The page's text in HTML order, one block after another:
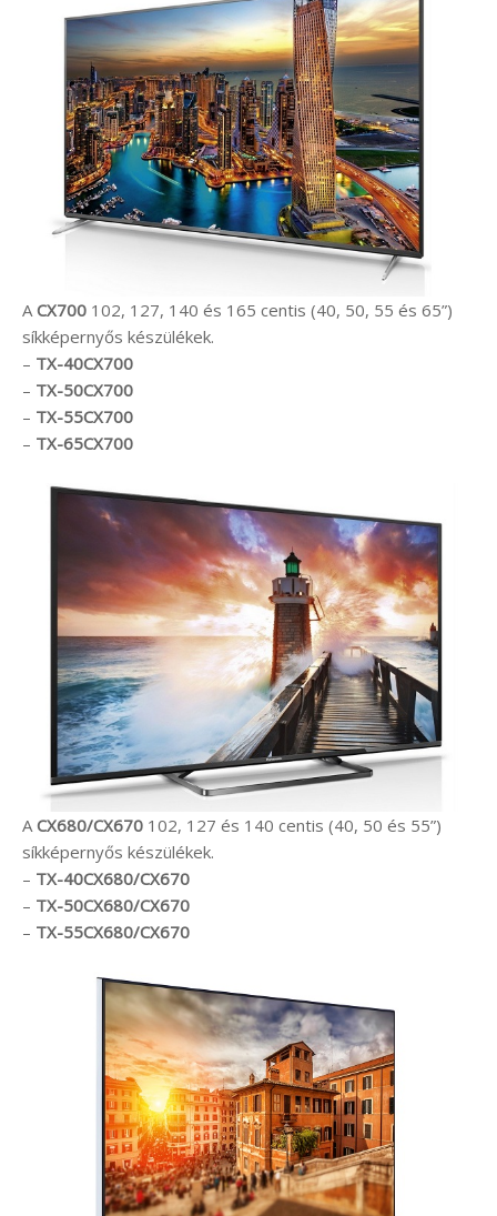
A CX700 102, 127, 140 és 165 centis (40, 50, 55 és 65”)
síkképernyős készülékek.
– TX-40CX700
– TX-50CX700
– TX-55CX700
– TX-65CX700
A CX680/CX670 102, 127 és 140 centis (40, 50 és 55”)
síkképernyős készülékek.
– TX-40CX680/CX670
– TX-50CX680/CX670
– TX-55CX680/CX670